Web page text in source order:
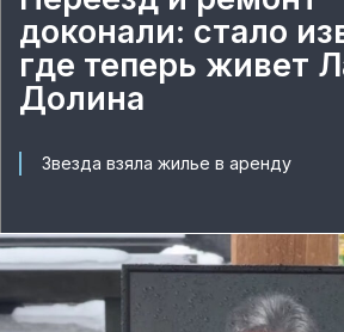
доконали: стало
где теперь живет
Долина
Звезда взяла жилье в аренду